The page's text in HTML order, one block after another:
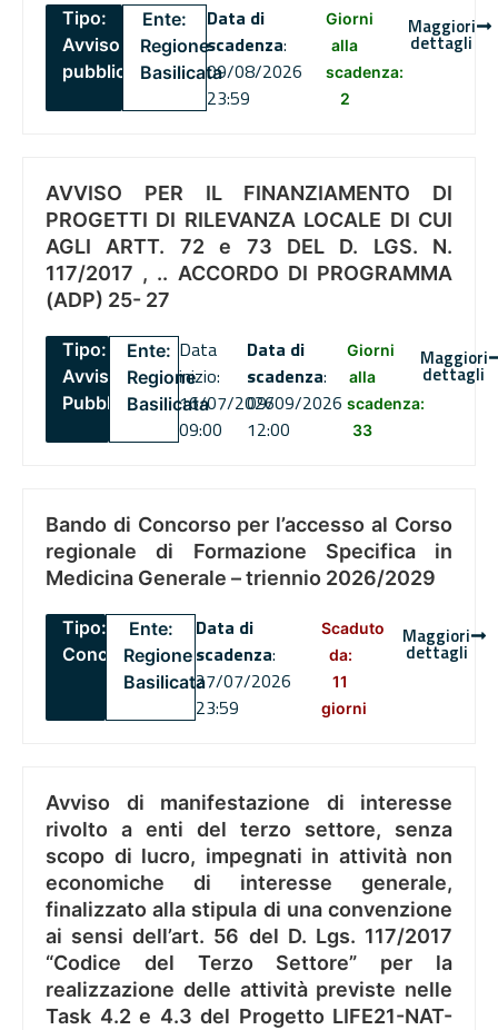
Tipo:
Avviso
pubblico
Ente:
Regione
Basilicata
Data di
scadenza:
09/08/2026
23:59
Giorni
alla
scadenza:
2
Maggiori
dettagli
AVVISO PER IL FINANZIAMENTO DI
PROGETTI DI RILEVANZA LOCALE DI CUI
AGLI ARTT. 72 e 73 DEL D. LGS. N.
117/2017 , .. ACCORDO DI PROGRAMMA
(ADP) 25- 27
Tipo:
Avviso
Pubblico
Ente:
Regione
Basilicata
Data
inizio:
16/07/2026
09:00
Data di
scadenza:
09/09/2026
12:00
Giorni
alla
scadenza:
33
Maggiori
dettagli
Bando di Concorso per l’accesso al Corso
regionale di Formazione Specifica in
Medicina Generale – triennio 2026/2029
Tipo:
Concorsi
Ente:
Regione
Basilicata
Data di
scadenza:
27/07/2026
23:59
Scaduto
da:
11
giorni
Maggiori
dettagli
Avviso di manifestazione di interesse
rivolto a enti del terzo settore, senza
scopo di lucro, impegnati in attività non
economiche di interesse generale,
finalizzato alla stipula di una convenzione
ai sensi dell’art. 56 del D. Lgs. 117/2017
“Codice del Terzo Settore” per la
realizzazione delle attività previste nelle
Task 4.2 e 4.3 del Progetto LIFE21-NAT-